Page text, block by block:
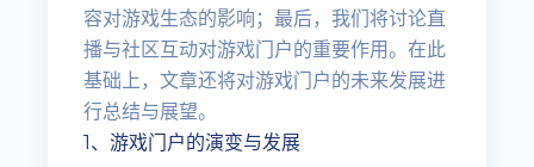
容对游戏生态的影响；最后，我们将讨论直
播与社区互动对游戏门户的重要作用。在此
基础上，文章还将对游戏门户的未来发展进
行总结与展望。
1、游戏门户的演变与发展